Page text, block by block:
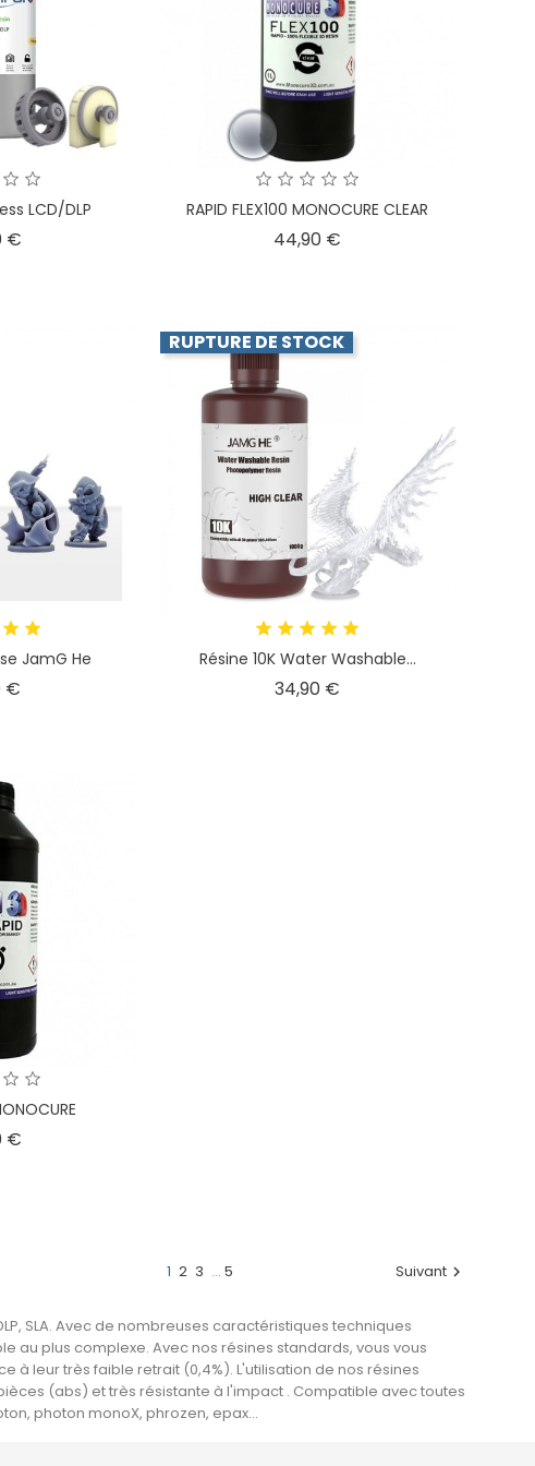
LCD/DLP
€
RAPID FLEX100 MONOCURE CLEAR
44,90 €
JamG He
€Prix
RUPTURE DE STOCK
Résine 10K Water Washable...
34,90 €
€
12 3 … 5 Suivant
SLA. Avec de nombreuses caractéristiques techniques
au plus complexe. Avec nos résines standards, vous vous
leur très faible retrait (0,4%). L'utilisation de nos résines
(abs) et très résistante à l'impact . Compatible avec toutes
photon monoX, phrozen, epax...